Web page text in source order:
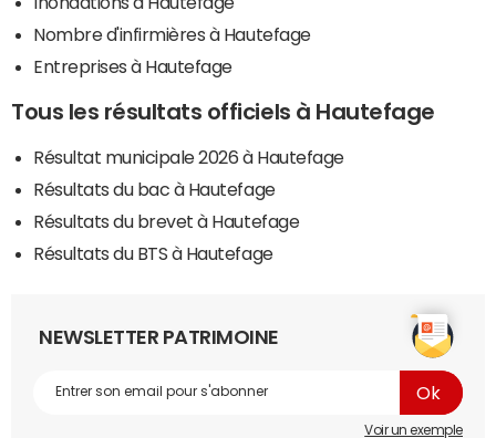
Nombre d'infirmières à Hautefage
Entreprises à Hautefage
Tous les résultats officiels à Hautefage
Résultat municipale 2026 à Hautefage
Résultats du bac à Hautefage
Résultats du brevet à Hautefage
Résultats du BTS à Hautefage
NEWSLETTER PATRIMOINE
Voir un exemple